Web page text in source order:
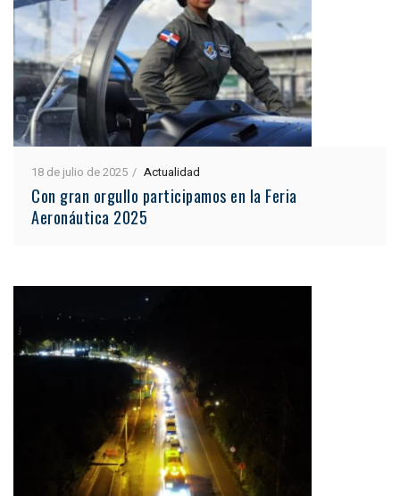
18 de julio de 2025 Actualidad
Con gran orgullo participamos en la Feria
Aeronáutica 2025